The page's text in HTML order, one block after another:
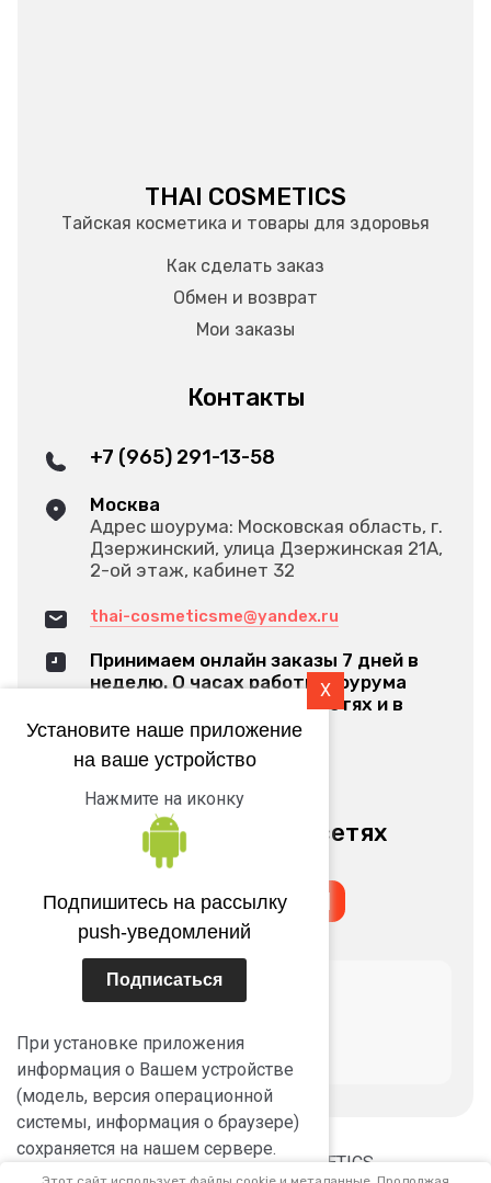
THAI COSMETICS
Тайская косметика и товары для здоровья
Как сделать заказ
Обмен и возврат
Мои заказы
Контакты
+7 (965) 291-13-58
Москва
Адрес шоурума: Московская область, г.
Дзержинский, улица Дзержинская 21А,
2-ой этаж, кабинет 32
thai-cosmeticsme@yandex.ru
Принимаем онлайн заказы 7 дней в
неделю. О часах работы шоурума
оповещаем в наших соц.сетях и в
Яндексе
Мы в социальных сетях
© 2022 - 2026 THAI COSMETICS
X
Установите наше приложение
на ваше устройство
Нажмите на иконку
Подпишитесь на рассылку
push-уведомлений
Подписаться
При установке приложения
информация о Вашем устройстве
(модель, версия операционной
системы, информация о браузере)
сохраняется на нашем сервере.
С подробностями хранения и